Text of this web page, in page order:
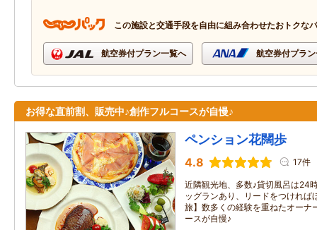
この施設と交通手段を自由に組み合わせたおトクな
航空券付プラン一覧へ 航空券付プラ
お得な直前割、販売中♪創作フルコースが自慢♪
ペンション花闊歩
4.8 17件
近隣観光地、多数♪貸切風呂は24
ッグランあり、リードをつければ
旅】数多くの経験を重ねたオーナ
ースが自慢♪